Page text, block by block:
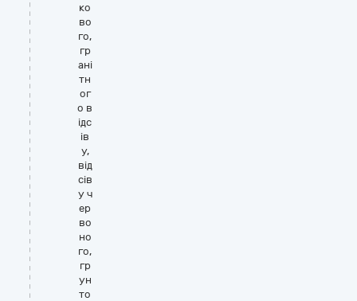
ко
во
го,
гр
ані
тн
ог
о в
ідс
ів
у,
від
сів
у ч
ер
во
но
го,
гр
ун
то